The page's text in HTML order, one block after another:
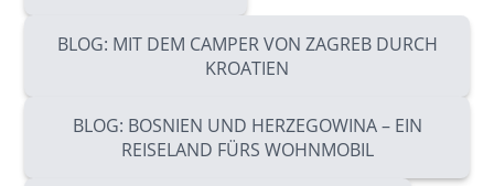
BLOG: MIT DEM CAMPER VON ZAGREB DURCH
KROATIEN
BLOG: BOSNIEN UND HERZEGOWINA – EIN
REISELAND FÜRS WOHNMOBIL